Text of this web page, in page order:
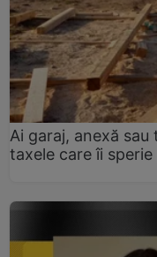
Ai garaj, anexă
taxele care îi